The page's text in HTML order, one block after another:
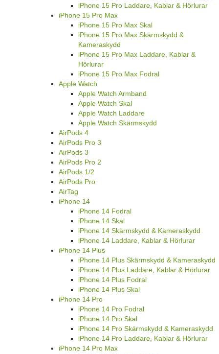
iPhone 15 Pro Laddare, Kablar & Hörlurar
iPhone 15 Pro Max
iPhone 15 Pro Max Skal
iPhone 15 Pro Max Skärmskydd &
Kameraskydd
iPhone 15 Pro Max Laddare, Kablar &
Hörlurar
iPhone 15 Pro Max Fodral
Apple Watch
Apple Watch Armband
Apple Watch Skal
Apple Watch Laddare
Apple Watch Skärmskydd
AirPods 4
AirPods Pro 3
AirPods 3
AirPods Pro 2
AirPods 1/2
AirPods Pro
AirTag
iPhone 14
iPhone 14 Fodral
iPhone 14 Skal
iPhone 14 Skärmskydd & Kameraskydd
iPhone 14 Laddare, Kablar & Hörlurar
iPhone 14 Plus
iPhone 14 Plus Skärmskydd & Kameraskydd
iPhone 14 Plus Laddare, Kablar & Hörlurar
iPhone 14 Plus Fodral
iPhone 14 Plus Skal
iPhone 14 Pro
iPhone 14 Pro Fodral
iPhone 14 Pro Skal
iPhone 14 Pro Skärmskydd & Kameraskydd
iPhone 14 Pro Laddare, Kablar & Hörlurar
iPhone 14 Pro Max